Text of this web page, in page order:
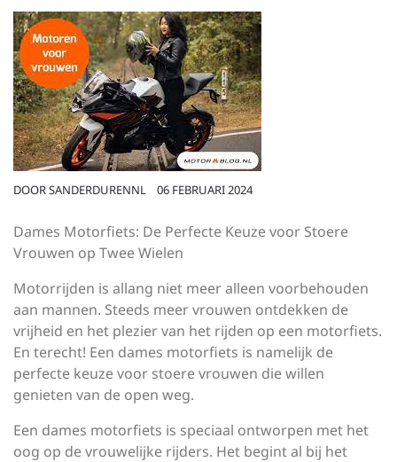
DOORSANDERDURENNL 06 FEBRUARI 2024
Dames Motorfiets: De Perfecte Keuze voor Stoere
Vrouwen op Twee Wielen
Motorrijden is allang niet meer alleen voorbehouden
aan mannen. Steeds meer vrouwen ontdekken de
vrijheid en het plezier van het rijden op een motorfiets.
En terecht! Een dames motorfiets is namelijk de
perfecte keuze voor stoere vrouwen die willen
genieten van de open weg.
Een dames motorfiets is speciaal ontworpen met het
oog op de vrouwelijke rijders. Het begint al bij het